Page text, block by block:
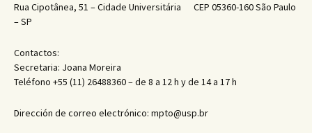
Rua Cipotânea, 51 – Cidade Universitária CEP 05360-160 São Paulo
– SP
Contactos:
Secretaria: Joana Moreira
Teléfono +55 (11) 26488360 – de 8 a 12 h y de 14 a 17 h
Dirección de correo electrónico: mpto@usp.br